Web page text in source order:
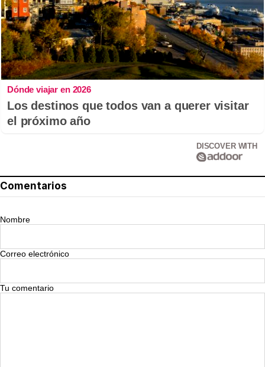
Dónde viajar en 2026
Los destinos que todos van a querer visitar
el próximo año
DISCOVER WITH
Comentarios
Nombre
Correo electrónico
Tu comentario